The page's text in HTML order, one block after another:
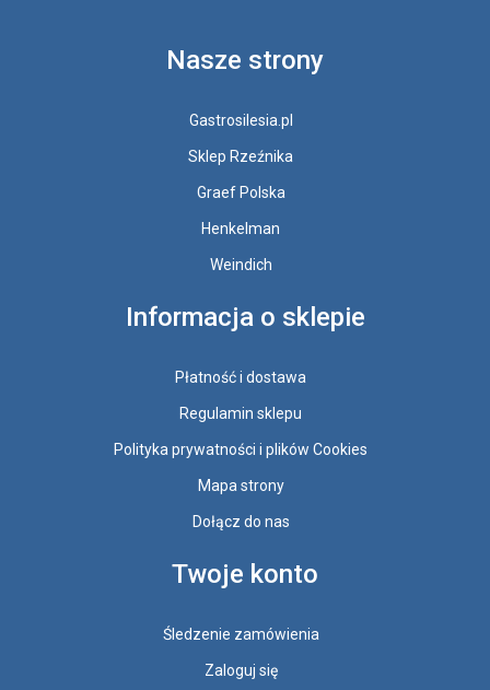
Nasze strony
Gastrosilesia.pl
Sklep Rzeźnika
Graef Polska
Henkelman
Weindich
Informacja o sklepie
Płatność i dostawa
Regulamin sklepu
Polityka prywatności i plików Cookies
Mapa strony
Dołącz do nas
Twoje konto
Śledzenie zamówienia
Zaloguj się